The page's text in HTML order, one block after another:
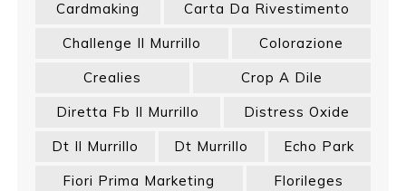
Cardmaking
Carta Da Rivestimento
Challenge Il Murrillo
Colorazione
Crealies
Crop A Dile
Diretta Fb Il Murrillo
Distress Oxide
Dt Il Murrillo
Dt Murrillo
Echo Park
Fiori Prima Marketing
Florileges